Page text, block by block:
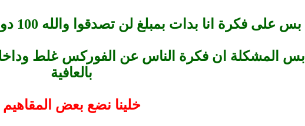
بس على فكرة انا بدات بمبلغ لن تصدقوا والله 100 دولار فقط ودلوقتى الحمد الله
بس المشكلة ان فكرة الناس عن الفوركس غلط
بالعافية
خلينا نضع بعض المقاهيم